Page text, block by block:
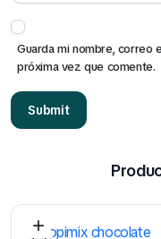
Guarda mi nombre, correo
próxima vez que comente.